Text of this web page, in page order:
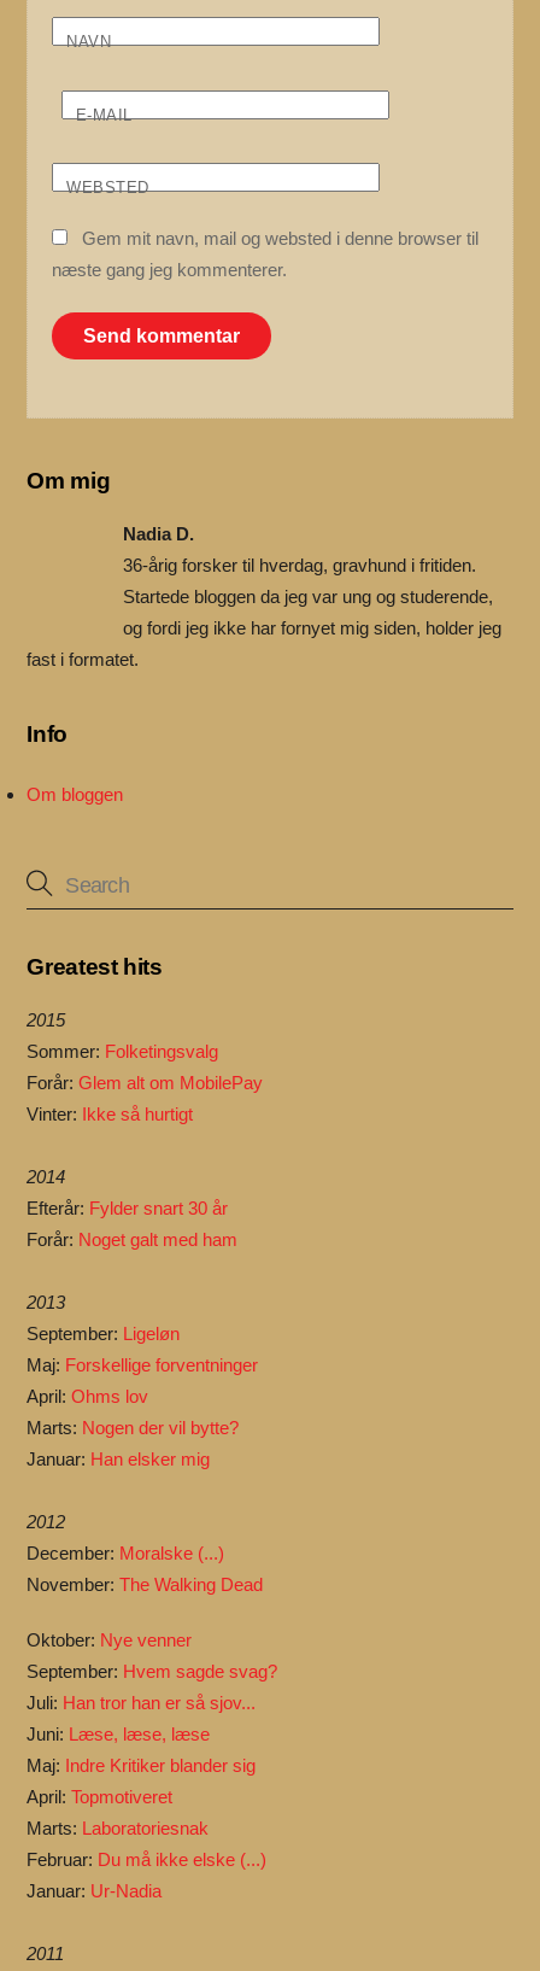
NAVN
E-MAIL
WEBSTED
Gem mit navn, mail og websted i denne browser til
næste gang jeg kommenterer.
Om mig
Nadia D.
36-årig forsker til hverdag, gravhund i fritiden.
Startede bloggen da jeg var ung og studerende,
og fordi jeg ikke har fornyet mig siden, holder jeg
fast i formatet.
Info
Om bloggen
Greatest hits
2015
Sommer: Folketingsvalg
Forår:Glem alt om MobilePay
Vinter:
Ikke så hurtigt
2014
Efterår: Fylder snart 30 år
Forår: Noget galt med ham
2013
September: Ligeløn
Maj: Forskellige forventninger
April:Ohms lov
Marts: Nogen der vil bytte?
Januar: Han elsker mig
2012
December: Moralske (...)
November:The Walking Dead
Oktober: Nye venner
September: Hvem sagde svag?
Juli: Han tror han er så sjov...
Juni: Læse, læse, læse
Maj: Indre Kritiker blander sig
April:Topmotiveret
Marts: Laboratoriesnak
Februar: Du må ikke elske (...)
Januar: Ur-Nadia
2011